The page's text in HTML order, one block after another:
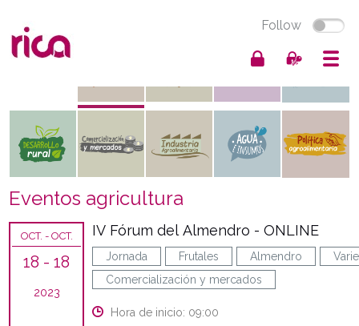
Follow
Eventos agricultura
OCT. - OCT.
18 - 18
2023
IV Fórum del Almendro - ONLINE
Jornada Frutales Almendro
Comercialización y mercados
Hora de inicio: 09:00